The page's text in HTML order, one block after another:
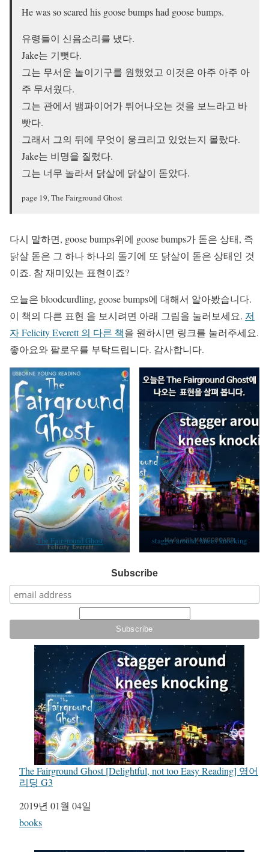
He was so scared his goose bumps had goose bumps.
유령들이 신음소리를 냈다.
Jake는 기뻣다.
그는 무서운 놀이기구를 원했었고 이것은 아주 아주 아
주 무서웠다.
그는 관에서 뱀파이어가 튀어나오는 것을 보느라고 바
빳다.
그래서 그의 뒤에 무엇이 웅크리고 있었는지 몰랐다.
Jake는 비명을 질렀다.
그는 너무 놀라서 닭살에 닭살이 돋았다.
page 19, The Fairground Ghost
다시 말하면, goose bumps위에 goose bumps가 돋은 상태, 즉
닭살 돋은 그 하나 하나의 돌기에 또 닭살이 돋은 상태인 것
이죠. 참 재미있는 표현이죠?
오늘은 bloodcurdling, goose bumps에 대해서 알아봤습니다.
이 책의 다른 표현 을 보시려면 아래 그림을 눌러보세요. 저
자 Felicity Everett 의 다른 책을 원하시면 링크를 눌러주세요.
좋아요와 팔로우를 부탁드립니다. 감사합니다.
The Fairground Ghost stagger around, knees knocking
Subscribe
The Fairground Ghost [Delightful, not too Easy Reading] 영어
리딩 G3
일자
2019년 01월 04일
관련 항목
books